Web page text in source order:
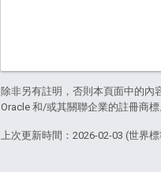
除非另有註明，否則本頁面中的內
Oracle 和/或其關聯企業的註冊商標
上次更新時間：2026-02-03 (世界標